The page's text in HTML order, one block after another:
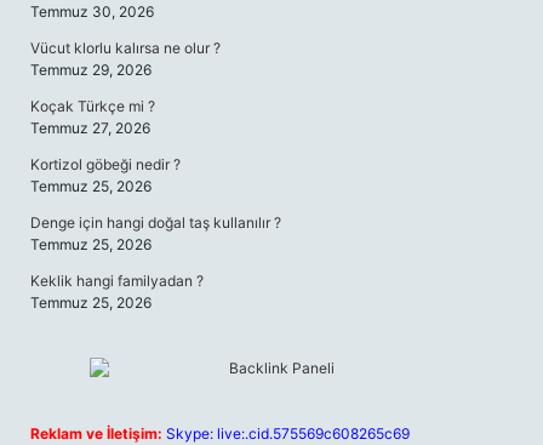
Temmuz 30, 2026
Vücut klorlu kalırsa ne olur ?
Temmuz 29, 2026
Koçak Türkçe mi ?
Temmuz 27, 2026
Kortizol göbeği nedir ?
Temmuz 25, 2026
Denge için hangi doğal taş kullanılır ?
Temmuz 25, 2026
Keklik hangi familyadan ?
Temmuz 25, 2026
Reklam ve İletişim: Skype: live:.cid.575569c608265c69